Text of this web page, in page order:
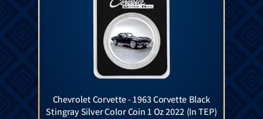
Chevrolet Corvette - 1963 Corvette Black
Stingray Silver Color Coin 1 Oz 2022 (In TEP)